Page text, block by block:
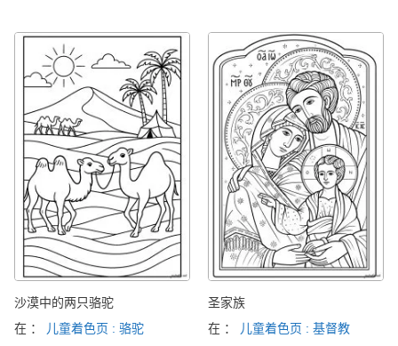
沙漠中的两只骆驼
在 ：
儿童着色页 : 骆驼
圣家族
在 ：
儿童着色页 : 基督教